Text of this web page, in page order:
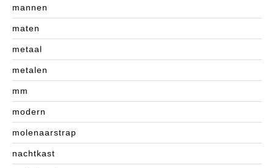
mannen
maten
metaal
metalen
mm
modern
molenaarstrap
nachtkast